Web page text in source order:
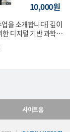
10,000원
을 소개합니다] 깊이
한 디지털 기반 과학수
사이트홈